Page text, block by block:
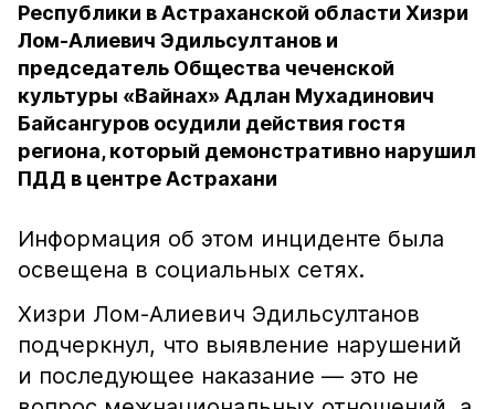
Республики в Астраханской области Хизри
Лом-Алиевич Эдильсултанов и
председатель Общества чеченской
культуры «Вайнах» Адлан Мухадинович
Байсангуров осудили действия гостя
региона, который демонстративно нарушил
ПДД в центре Астрахани
Информация об этом инциденте была
освещена в социальных сетях.
Хизри Лом-Алиевич Эдильсултанов
подчеркнул, что выявление нарушений
и последующее наказание — это не